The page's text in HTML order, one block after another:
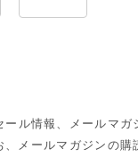
ール情報、メールマ
、メールマガジンの